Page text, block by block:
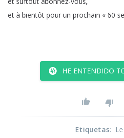
et à bientôt pour un prochain « 60
HE ENTENDIDO
Etiquetas: